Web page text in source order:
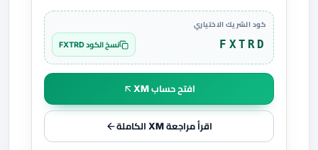
كود الشريك الاختياري
FXTRD نسخ الكود FXTRD
افتح حساب XM
اقرأ مراجعة XM الكاملة